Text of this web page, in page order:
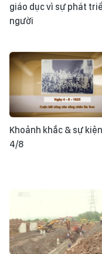
giáo dục vì sự phát
người
Khoảnh khắc & sự
4/8